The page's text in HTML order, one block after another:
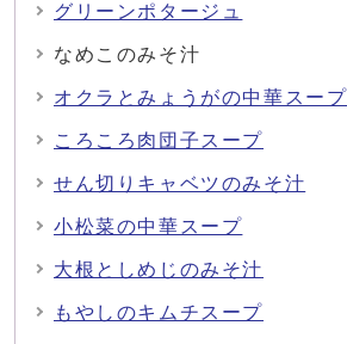
グリーンポタージュ
なめこのみそ汁
オクラとみょうがの中華スープ
ころころ肉団子スープ
せん切りキャベツのみそ汁
小松菜の中華スープ
大根としめじのみそ汁
もやしのキムチスープ